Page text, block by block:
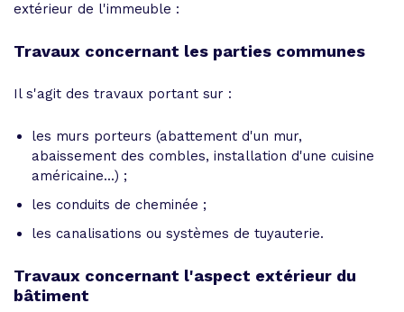
extérieur de l'immeuble :
Travaux concernant les parties communes
Il s'agit des travaux portant sur :
les murs porteurs (abattement d'un mur,
abaissement des combles, installation d'une cuisine
américaine...) ;
les conduits de cheminée ;
les canalisations ou systèmes de tuyauterie.
Travaux concernant l'aspect extérieur du
bâtiment